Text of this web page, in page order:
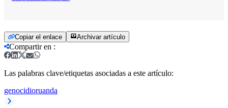
Copiar el enlace Archivar artículo
Compartir en :
Las palabras clave/etiquetas asociadas a este artículo:
genocidioruanda